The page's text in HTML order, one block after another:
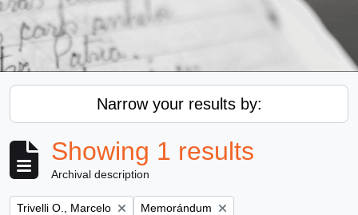
Narrow your results by:
Showing 1 results
Archival description
Remove filter:
Trivelli O., Marcelo Remove filter:
Memorándum